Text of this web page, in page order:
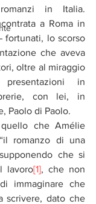
in Italia.
a Roma in
fortunati, lo scorso
che aveva
oltre al miraggio
in
con lei, in
Paolo di Paolo.
che Amélie
romanzo di una
che si
lavoro[1], che non
immaginare che
scrivere, dato che